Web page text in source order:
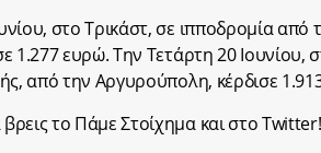
στο Τρικάστ, σε ιπποδρομία από
1.277 ευρώ. Την Τετάρτη 20 Ιουνίου,
από την Αργυρούπολη, κέρδισε
το Πάμε Στοίχημα και στο Twitter!